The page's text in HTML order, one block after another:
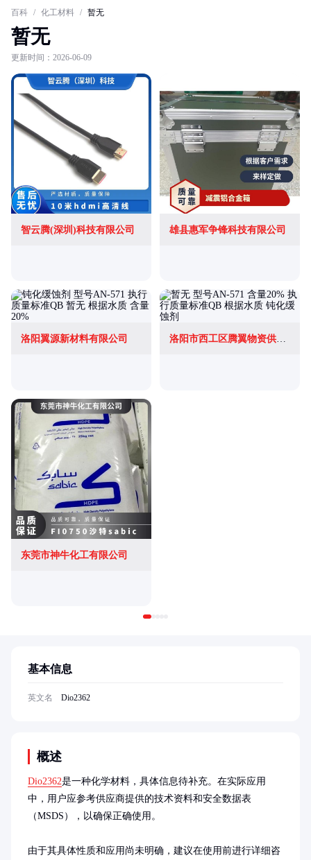
百科 / 化工材料 / 暂无
暂无
更新时间：2026-06-09
智云腾(深圳)科技有限公司 雄县惠军争锋科技有限公司
洛阳翼源新材料有限公司 洛阳市西工区腾翼物资供应站
东莞市神牛化工有限公司
概述
Dio2362是一种化学材料，具体信息待补充。在实际应用
中，用户应参考供应商提供的技术资料和安全数据表
（MSDS），以确保正确使用。
由于其具体性质和应用尚未明确，建议在使用前进行详细咨
基本信息
英文名 Dio2362